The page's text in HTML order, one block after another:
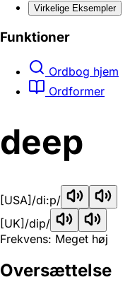
Virkelige Eksempler
Funktioner
Ordbog hjem
Ordformer
deep
[USA] /di:p/
[UK] /dip/
Frekvens: Meget høj
Oversættelse